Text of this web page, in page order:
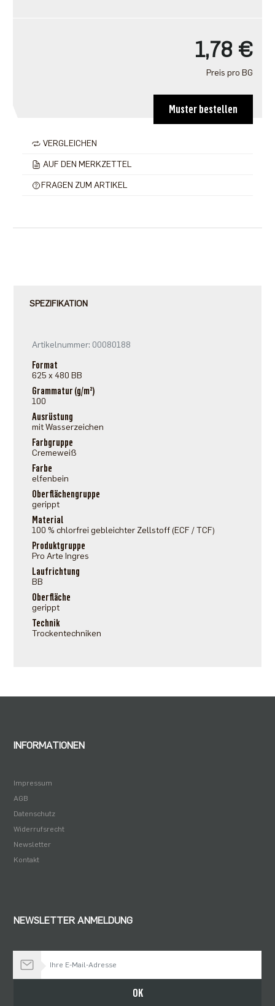
1,78 €
Preis pro BG
Muster bestellen
VERGLEICHEN
AUF DEN MERKZETTEL
FRAGEN ZUM ARTIKEL
SPEZIFIKATION
Artikelnummer: 00080188
Format
625 x 480 BB
Grammatur (g/m²)
100
Ausrüstung
mit Wasserzeichen
Farbgruppe
Cremeweiß
Farbe
elfenbein
Oberflächengruppe
gerippt
Material
100 % chlorfrei gebleichter Zellstoff (ECF / TCF)
Produktgruppe
Pro Arte Ingres
Laufrichtung
BB
Oberfläche
gerippt
Technik
Trockentechniken
INFORMATIONEN
Impressum
AGB
Datenschutz
Widerrufsrecht
Newsletter
Kontakt
NEWSLETTER ANMELDUNG
OK